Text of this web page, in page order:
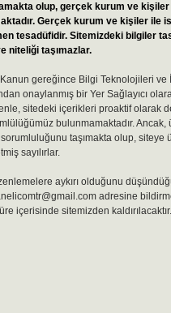
olup, gerçek kurum ve kişiler
Gerçek kurum ve kişiler ile
tesadüfidir. Sitemizdeki bilgiler
niteliği taşımazlar.
Kanun gereğince Bilgi Teknolojileri ve
onaylanmış bir Yer Sağlayıcı
sitedeki içerikleri proaktif olarak
bulunmamaktadır. Ancak,
taşımakta olup, siteye
sayılırlar.
aykırı olduğunu
adresine
içerisinde sitemizden kaldırılacaktır.